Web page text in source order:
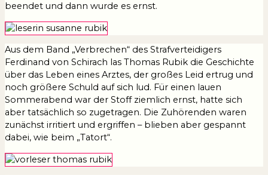
beendet und dann wurde es ernst.
Aus dem Band „Verbrechen“ des Strafverteidigers
Ferdinand von Schirach las Thomas Rubik die Geschichte
über das Leben eines Arztes, der großes Leid ertrug und
noch größere Schuld auf sich lud. Für einen lauen
Sommerabend war der Stoff ziemlich ernst, hatte sich
aber tatsächlich so zugetragen. Die Zuhörenden waren
zunächst irritiert und ergriffen – blieben aber gespannt
dabei, wie beim „Tatort“.